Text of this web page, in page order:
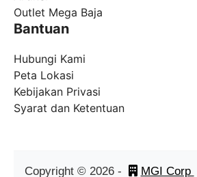
Outlet Mega Baja
Bantuan
Hubungi Kami
Peta Lokasi
Kebijakan Privasi
Syarat dan Ketentuan
Copyright © 2026- MGI Corp